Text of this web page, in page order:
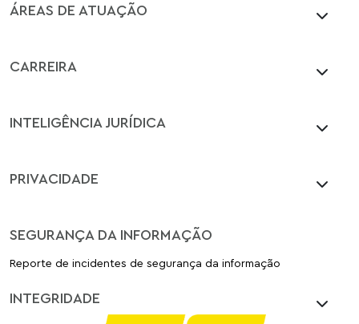
ÁREAS DE ATUAÇÃO
CARREIRA
INTELIGÊNCIA JURÍDICA
PRIVACIDADE
SEGURANÇA DA INFORMAÇÃO
Reporte de incidentes de segurança da informação
INTEGRIDADE